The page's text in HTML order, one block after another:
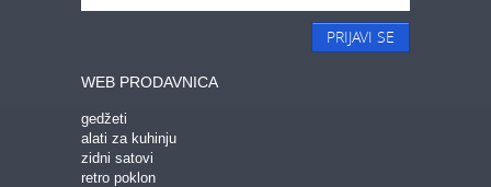
PRIJAVI SE
WEB PRODAVNICA
gedžeti
alati za kuhinju
zidni satovi
retro poklon